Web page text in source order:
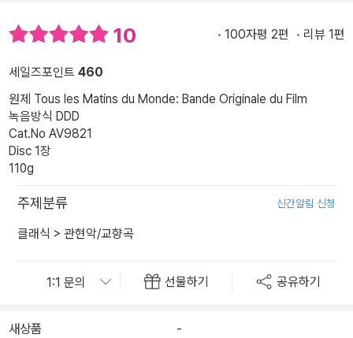
10 100자평 2편 리뷰 1편
세일즈포인트 460
원제 Tous les Matins du Monde: Bande Originale du Film
녹음방식 DDD
Cat.No AV9821
Disc 1장
110g
주제분류 신간알림 신청
클래식 > 관현악/교향곡
선물하기 공유하기
새상품
-